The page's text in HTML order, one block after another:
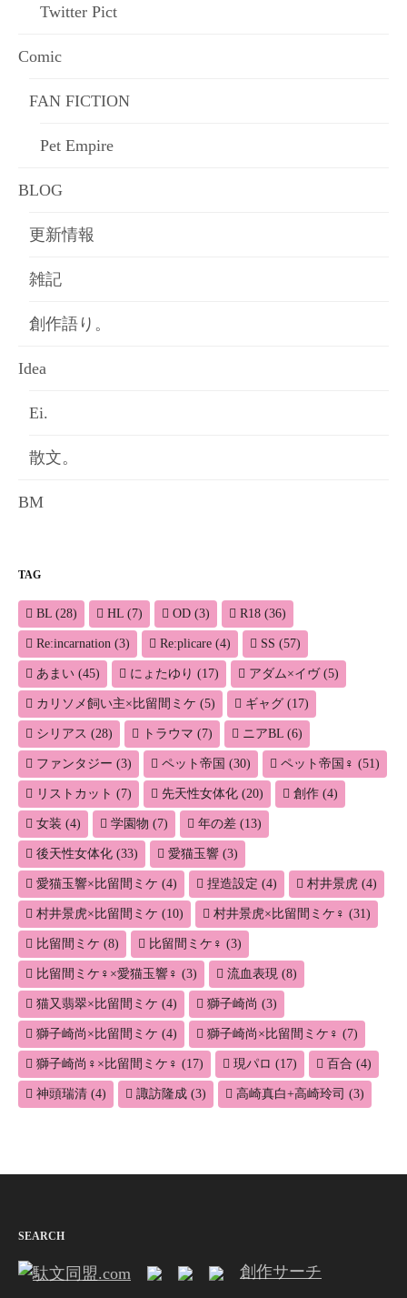
Twitter Pict
Comic
FAN FICTION
Pet Empire
BLOG
更新情報
雑記
創作語り。
Idea
Ei.
散文。
BM
TAG
BL (28) HL (7) OD (3) R18 (36)
Re:incarnation (3) Re:plicare (4) SS (57)
あまい (45) にょたゆり (17) アダム×イヴ(5)
カリソメ飼い主×比留間ミケ (5) ギャグ (17)
シリアス (28) トラウマ (7) ニアBL (6)
ファンタジー (3) ペット帝国 (30) ペット帝国♀ (51)
リストカット (7) 先天性女体化 (20) 創作 (4)
女装 (4) 学園物 (7) 年の差 (13)
後天性女体化 (33) 愛猫玉響 (3)
愛猫玉響×比留間ミケ (4) 捏造設定 (4) 村井景虎 (4)
村井景虎×比留間ミケ (10) 村井景虎×比留間ミケ♀ (31)
比留間ミケ (8) 比留間ミケ♀ (3)
比留間ミケ♀×愛猫玉響♀ (3) 流血表現 (8)
猫又翡翠×比留間ミケ (4) 獅子崎尚 (3)
獅子崎尚×比留間ミケ (4) 獅子崎尚×比留間ミケ♀ (7)
獅子崎尚♀×比留間ミケ♀ (17) 現パロ (17) 百合 (4)
神頭瑞清 (4) 諏訪隆成 (3) 高崎真白+高崎玲司 (3)
SEARCH
創作サーチ